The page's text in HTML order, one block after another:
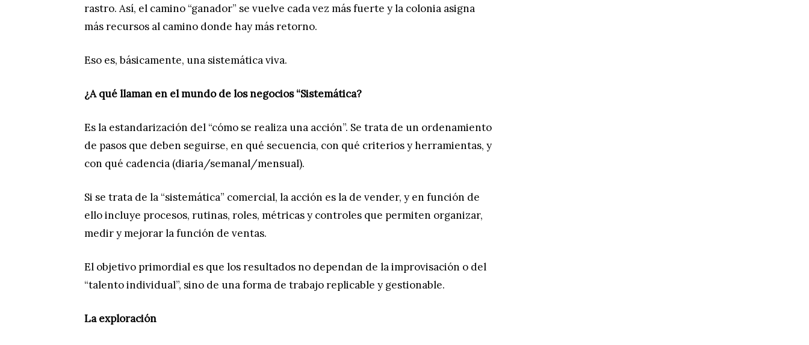
rastro. Así, el camino “ganador” se vuelve cada vez más fuerte y la colonia asigna
más recursos al camino donde hay más retorno.
Eso es, básicamente, una sistemática viva.
¿A qué llaman en el mundo de los negocios “Sistemática?
Es la estandarización del “cómo se realiza una acción”. Se trata de un ordenamiento
de pasos que deben seguirse, en qué secuencia, con qué criterios y herramientas, y
con qué cadencia (diaria/semanal/mensual).
Si se trata de la “sistemática” comercial, la acción es la de vender, y en función de
ello incluye procesos, rutinas, roles, métricas y controles que permiten organizar,
medir y mejorar la función de ventas.
El objetivo primordial es que los resultados no dependan de la improvisación o del
“talento individual”, sino de una forma de trabajo replicable y gestionable.
La exploración